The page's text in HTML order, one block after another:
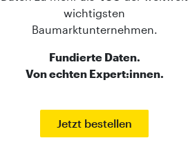
wichtigsten
Baumarktunternehmen.
Fundierte Daten.
Von echten Expert:innen.
Jetzt bestellen